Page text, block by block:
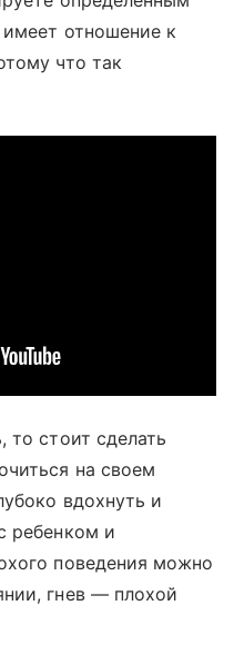
отношение к
что так
то стоит сделать
на своем
вдохнуть и
ребенком и
поведения можно
гнев — плохой